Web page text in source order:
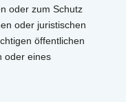
oder zum Schutz
oder juristischen
öffentlichen
oder eines